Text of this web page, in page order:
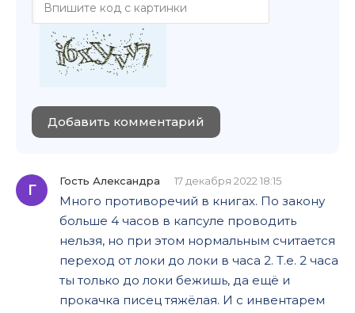
Добавить комментарий
Г
Гость Александра 17 декабря 2022 18:15
Много противоречий в книгах. По закону
больше 4 часов в капсуле проводить
нельзя, но при этом нормальным считается
переход от локи до локи в часа 2. Т.е. 2 часа
ты только до локи бежишь, да ещё и
прокачка писец тяжёлая. И с инвентарем